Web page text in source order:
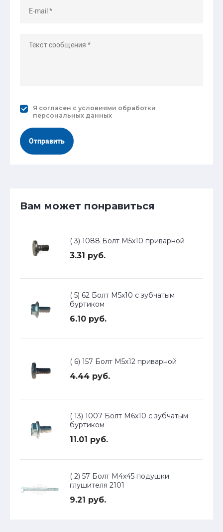
Я согласен с условиями обработки
персональных данных
Отправить
Вам может понравиться
( 3) 1088 Болт М5х10 приварной
3.31 руб.
( 5) 62 Болт М5х10 с зубчатым
буртиком
6.10 руб.
( 6) 157 Болт М5х12 приварной
4.44 руб.
( 13) 1007 Болт М6х10 с зубчатым
буртиком
11.01 руб.
( 2) 57 Болт М4х45 подушки
глушителя 2101
9.21 руб.